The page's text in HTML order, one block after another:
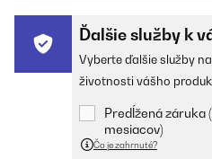
Ďalšie služby k
Vyberte ďalšie služby
životnosti vášho
Predĺžená záruka
mesiacov)
Čo je zahrnuté?